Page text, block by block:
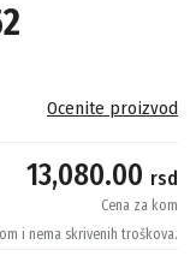
Ocenite proizvod
13,080.00 rsd
Cena za kom
i nema skrivenih troškova.